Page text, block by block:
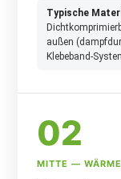
Typische
außen
Klebeband-
02
MITTE —